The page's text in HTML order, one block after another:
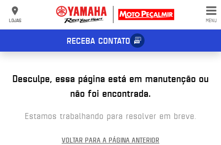
LOJAS MENU
RECEBA CONTATO
Desculpe, essa página está em manutenção ou
não foi encontrada.
Estamos trabalhando para resolver em breve.
VOLTAR PARA A PÁGINA ANTERIOR